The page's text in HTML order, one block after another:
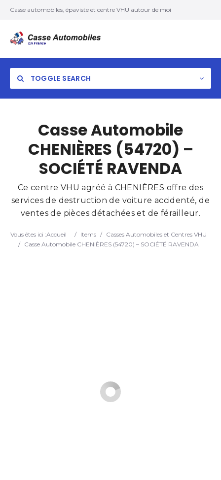
Casse automobiles, épaviste et centre VHU autour de moi
TOGGLE SEARCH
Search
Casse Automobile
CHENIÈRES (54720) –
SOCIÉTÉ RAVENDA
Ce centre VHU agréé à CHENIÈRES offre des
services de destruction de voiture accidenté, de
ventes de pièces détachées et de férailleur.
Vous êtes ici :Accueil / Items / Casses Automobiles et Centres VHU
/ Casse Automobile CHENIÈRES (54720) – SOCIÉTÉ RAVENDA